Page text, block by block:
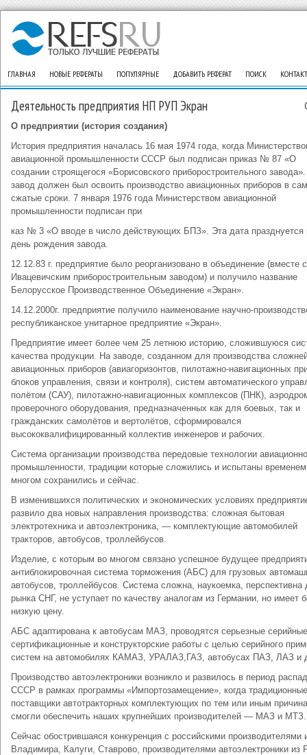
ГЛАВНАЯ НОВЫЕ РЕФЕРАТЫ ПОПУЛЯРНЫЕ ДОБАВИТЬ РЕФЕРАТ ПОИСК
Деятельность предприятия НП РУП Экран
О предприятии (история создания)
История предприятия началась 16 мая 1974 года, когда
авиационной промышленности СССР был подписан приказ № 87 «О
создании строящегося «Борисовского приборостроительного
завод должен был освоить производство авиационных приборов в
сжатые сроки. 7 января 1976 года Министерством авиационной
промышленности подписан при
каз № 3 «О вводе в число действующих БПЗ». Эта дата празднуется
день рождения завода.
12.12.83 г. предприятие было реорганизовано в объединение (вместе с
Ивацевичским приборостроительным заводом) и получило название
Белорусское Производственное Объединение «Экран».
14.12.2000г. предприятие получило наименование научно-
республиканское унитарное предприятие «Экран».
Предприятие имеет более чем 25 летнюю историю, сложившуюся
качества продукции. На заводе, созданном для производства
авиационных приборов (авиагоризонтов, пилотажно-навигационных
блоков управления, связи и контроля), систем автоматического
полётом (САУ), пилотажно-навигационных комплексов (ПНК),
проверочного оборудования, предназначенных как для боевых, так и
гражданских самолётов и вертолётов, сформировался
высококвалифицированный коллектив инженеров и рабочих.
Система организации производства передовые технологии
промышленности, традиции которые сложились и испытаны
многом сохранились и сейчас.
В изменившихся политических и экономических условиях
развило два новых направления производства: сложная бытовая
электротехника и автоэлектроника, — комплектующие автомобилей
тракторов, автобусов, троллейбусов.
Изделие, с которым во многом связано успешное будущее
антиблокировочная система торможения (АБС) для грузовых
автобусов, троллейбусов. Система сложна, наукоемка, перспективна
рынка СНГ, не уступает по качеству аналогам из Германии, но имеет
низкую цену.
АБС адаптирована к автобусам МАЗ, проводятся серьезные серийные
сертификационные и конструкторские работы с целью серийного
систем на автомобилях КАМАЗ, УРАЛАЗ,ГАЗ, автобусах ПАЗ, ЛАЗ и
Производство автоэлектроники возникло и развилось в период
СССР в рамках программы «Импортозамещение», когда традиционные
поставщики автотракторных комплектующих по тем или иным
смогли обеспечить наших крупнейших производителей — МАЗ и МТЗ.
Сейчас обострившаяся конкуренция с российскими производителями
Владимира, Калуги, Ставрово, производителями автоэлектроники из